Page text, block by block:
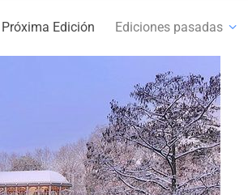
Próxima Edición Ediciones pasadas